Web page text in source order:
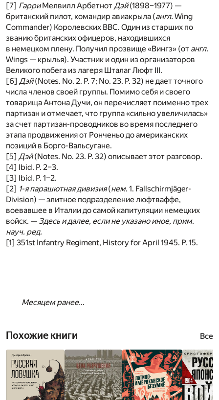
[7] ГарриМелвилл АрбетнотДэй(1898–1977) —
британский пилот, командир авиакрыла (англ. Wing
Commander) Королевских ВВС. Один из старших по
званию британских офицеров, находившихся
в немецком плену. Получил прозвище «Вингз» (от англ.
Wings — крылья). Участник и один из организаторов
Великого побега из лагеря Шталаг Люфт III.
[6] Дэй(Notes. No. 2. P. 7; No. 23. P. 32) не дает точного
числа членов своей группы. Помимо себя и своего
товарища Антона Дучи, он перечисляет поименно трех
партизан и отмечает, что группа «сильно увеличилась»
за счет партизан-проводников во время последнего
этапа продвижения от Ронченьо до американских
позиций в Борго-Вальсугане.
[5] Дэй(Notes. No. 23. P. 32) описывает этот разговор.
[4] Ibid. P. 2–3.
[3] Ibid. P. 1–2.
[2] 1-я парашютная дивизия(нем. 1. Fallschirmjäger-
Division) — элитное подразделение люфтваффе,
воевавшее в Италии до самой капитуляции немецких
войск. — Здесь и далее, если не указано иное, прим.
науч. ред.
[1] 351st Infantry Regiment, History for April 1945. P. 15.
Месяцем ранее…
Похожие книги Все